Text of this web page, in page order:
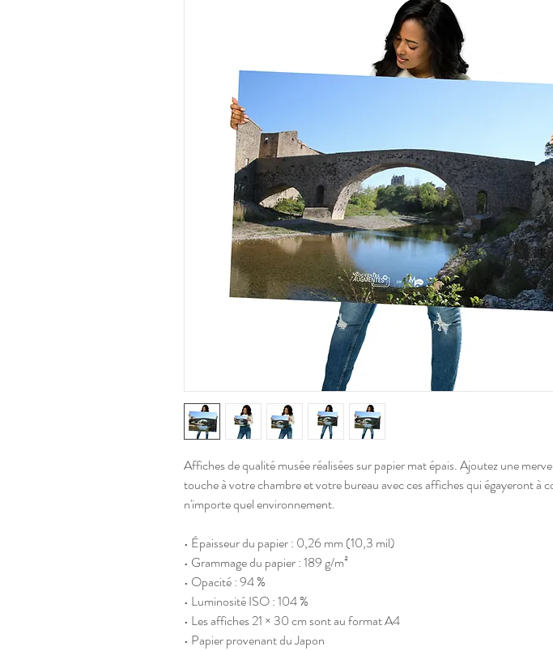
Affiches de qualité musée réalisées sur papier mat épais. Ajoutez une
touche à votre chambre et votre bureau avec ces affiches qui égayeront à
n'importe quel environnement.
• Épaisseur du papier : 0,26 mm (10,3 mil)
• Grammage du papier : 189 g/m²
• Opacité : 94 %
• Luminosité ISO : 104 %
• Les affiches 21 × 30 cm sont au format A4
• Papier provenant du Japon